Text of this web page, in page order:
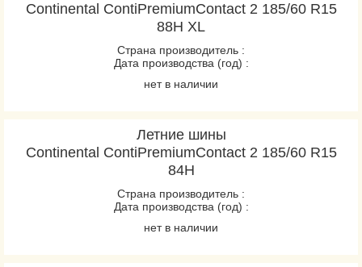
Continental ContiPremiumContact 2 185/60 R15
88H XL
Страна производитель :
Дата производства (год) :
нет в наличии
Летние шины
Continental ContiPremiumContact 2 185/60 R15
84H
Страна производитель :
Дата производства (год) :
нет в наличии